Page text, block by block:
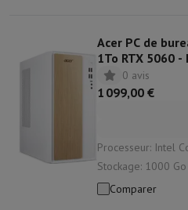
Acer PC de
1To RTX 5060
0 avis
1 099,00 €
Processeur: Intel Core i5
Stockage: 1000 Go
Type RAM: DDR4 | Modèle de carte graphique:
Comparer